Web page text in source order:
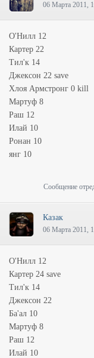
06 Марта 2011,
О'Нилл 12
Картер 22
Тил'к 14
Джексон 22 save
Хлоя Армстронг 0 kill
Мартуф 8
Раш 12
Илай 10
Ронан 10
янг 10
Сообщение
Казак
06 Марта 2011,
О'Нилл 12
Картер 24 save
Тил'к 14
Джексон 22
Ба'ал 10
Мартуф 8
Раш 12
Илай 10